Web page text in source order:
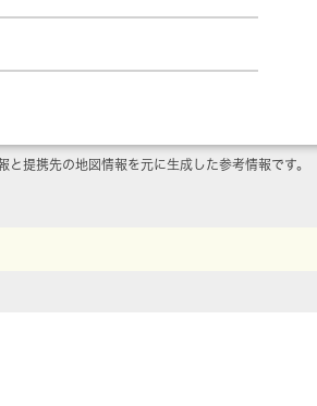
提携先の地図情報を元に生成した参考情報です。